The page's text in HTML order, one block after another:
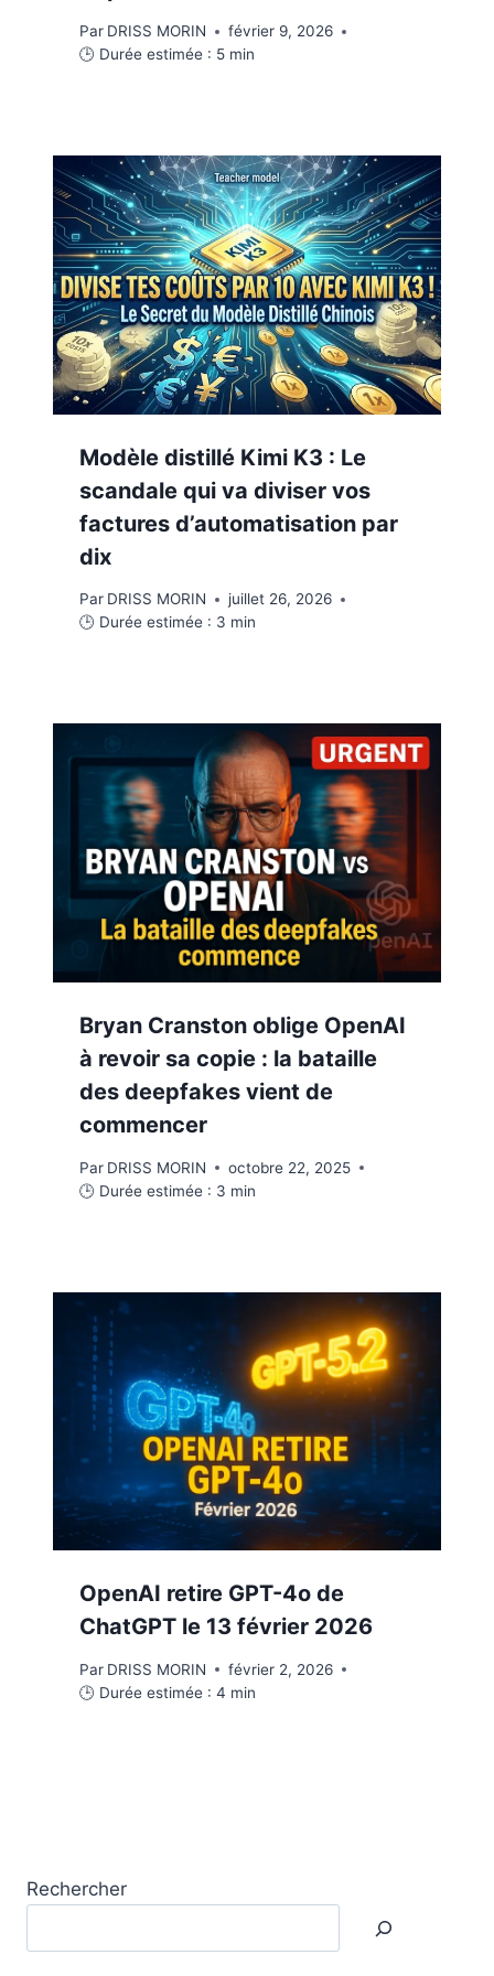
Par DRISS MORIN
février 9, 2026
🕒 Durée estimée : 5 min
Modèle distillé Kimi K3 : Le
scandale qui va diviser vos
factures d’automatisation par
dix
Par DRISS MORIN
juillet 26, 2026
🕒 Durée estimée : 3 min
Bryan Cranston oblige OpenAI
à revoir sa copie : la bataille
des deepfakes vient de
commencer
Par DRISS MORIN
octobre 22, 2025
🕒 Durée estimée : 3 min
OpenAI retire GPT-4o de
ChatGPT le 13 février 2026
Par DRISS MORIN
février 2, 2026
🕒 Durée estimée : 4 min
Rechercher